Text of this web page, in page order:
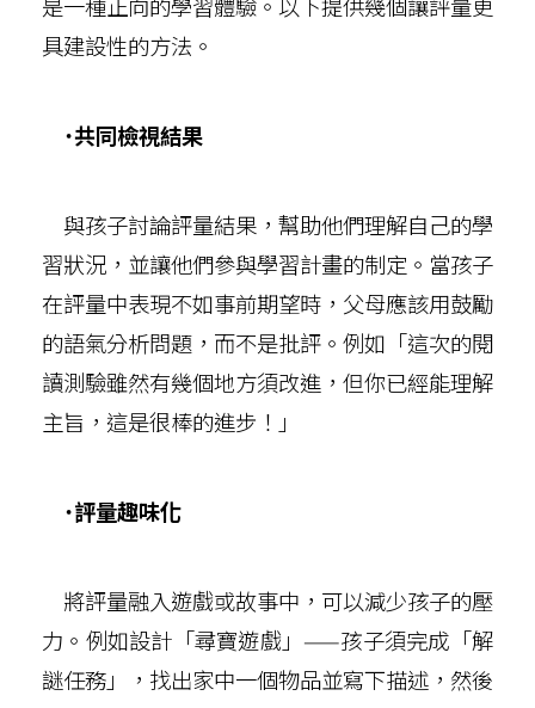
具建設性的方法。
˙共同檢視結果
與孩子討論評量結果，幫助他們理解自己的學
習狀況，並讓他們參與學習計畫的制定。當孩子
在評量中表現不如事前期望時，父母應該用鼓勵
的語氣分析問題，而不是批評。例如「這次的閱
讀測驗雖然有幾個地方須改進，但你已經能理解
主旨，這是很棒的進步！」
˙評量趣味化
將評量融入遊戲或故事中，可以減少孩子的壓
力。例如設計「尋寶遊戲」——孩子須完成「解
謎任務」，找出家中一個物品並寫下描述，然後